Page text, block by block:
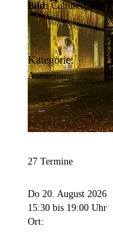
Bild: Culturespaces/
Kategorie:
Ausstellung
27 Termine
Do 20. August 2026
15:30 bis 19:00 Uhr
Ort: